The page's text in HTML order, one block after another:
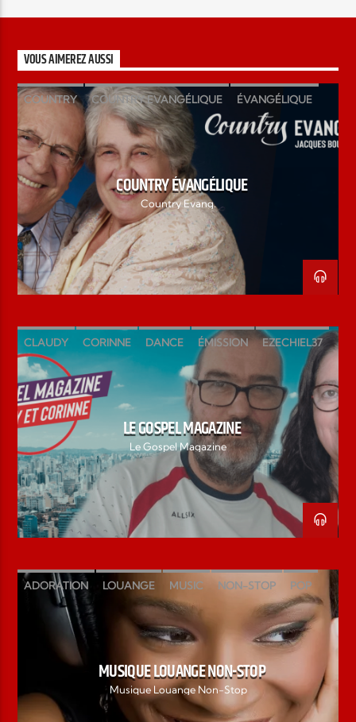
VOUS AIMEREZ AUSSI
COUNTRY COUNTRY EVANGÉLIQUE ÉVANGÉLIQUE
GOSPEL JACQUES BOULIANNE MUSIC VILLAGE
COUNTRY ÉVANGÉLIQUE
Country Evang.
CLAUDY CORINNE DANCE ÉMISSION EZECHIEL37
GOSPEL MAGAZINE VOCAL
LE GOSPEL MAGAZINE
Le Gospel Magazine
ADORATION LOUANGE MUSIC NON-STOP POP
VOCAL
MUSIQUE LOUANGE NON-STOP
Musique Louange Non-Stop